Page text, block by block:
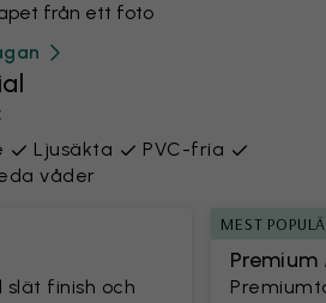
från ett foto
Ljusäkta
PVC-fria
våder
slät finish och
MEST